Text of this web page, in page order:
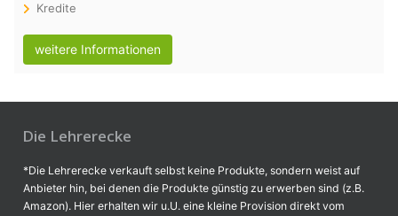
Kredite
weitere Informationen
Die Lehrerecke
*Die Lehrerecke verkauft selbst keine Produkte, sondern weist auf
Anbieter hin, bei denen die Produkte günstig zu erwerben sind (z.B.
Amazon). Hier erhalten wir u.U. eine kleine Provision direkt vom